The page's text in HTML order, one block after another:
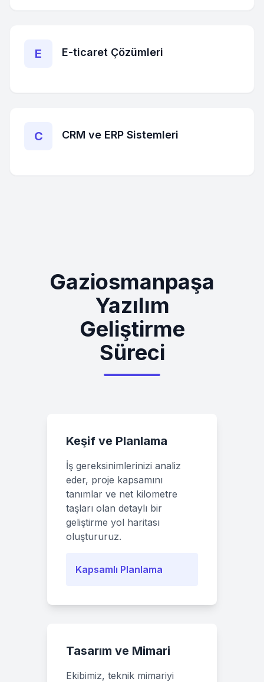
E E-ticaret Çözümleri
C CRM ve ERP Sistemleri
Gaziosmanpaşa
Yazılım
Geliştirme
Süreci
Keşif ve Planlama
İş gereksinimlerinizi analiz
eder, proje kapsamını
tanımlar ve net kilometre
taşları olan detaylı bir
geliştirme yol haritası
oluştururuz.
Kapsamlı Planlama
Tasarım ve Mimari
Ekibimiz, teknik mimariyi